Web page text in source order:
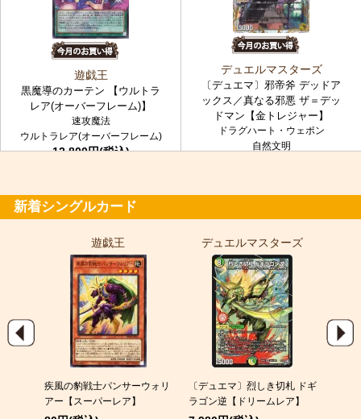
遊戯王
黒魔導のカーテン 【ウルトラ
レア(オーバーフレーム)】
速攻魔法
ウルトラレア(オーバーフレーム)
12,800円(税込)
デュエルマスターズ
〔デュエマ〕邪帝斧 デッドア
ックス／真なる邪悪 ザ＝デッ
ドマン【金トレジャー】
ドラグハート・ウェポン
自然文明
新着シングルカード
遊戯王
疾風の豹戦士パンサーウォリ
アー【スーパーレア】
デュエルマスターズ
〔デュエマ〕烈しき切札 ドギ
ラゴン逆【ドリームレア】